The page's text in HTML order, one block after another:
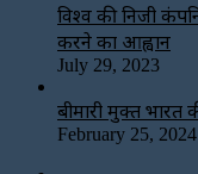
विश्‍व की निजी
करने का आह्वान
July 29, 2023
बीमारी मुक्त भारत
February 25, 2024